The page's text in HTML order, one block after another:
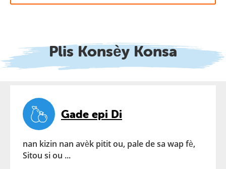
Plis Konsèy Konsa
Gade epi Di
nan kizin nan avèk pitit ou, pale de sa wap fè,
Sitou si ou ...